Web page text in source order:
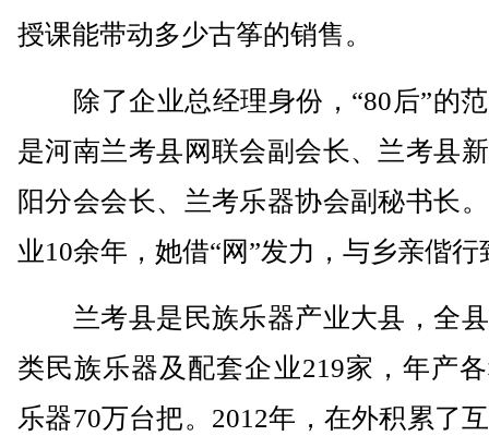
授课能带动多少古筝的销售。
除了企业总经理身份，“80后”的
是河南兰考县网联会副会长、兰考县
阳分会会长、兰考乐器协会副秘书长
业10余年，她借“网”发力，与乡亲偕行
兰考县是民族乐器产业大县，全
类民族乐器及配套企业219家，年产
乐器70万台把。2012年，在外积累了